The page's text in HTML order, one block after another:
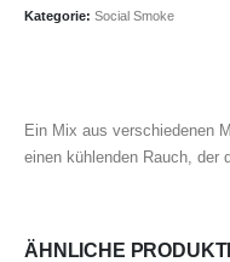
Kategorie: Social Smoke
Ein Mix aus verschiedenen
einen kühlenden Rauch, der
ÄHNLICHE